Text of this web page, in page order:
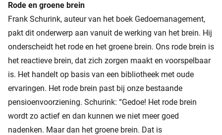
Rode en groene brein
Frank Schurink, auteur van het boek Gedoemanagement,
pakt dit onderwerp aan vanuit de werking van het brein. Hij
onderscheidt het rode en het groene brein. Ons rode brein is
het reactieve brein, dat zich zorgen maakt en voorspelbaar
is. Het handelt op basis van een bibliotheek met oude
ervaringen. Het rode brein past bij onze bestaande
pensioenvoorziening. Schurink: “Gedoe! Het rode brein
wordt zo actief en dan kunnen we niet meer goed
nadenken. Maar dan het groene brein. Dat is